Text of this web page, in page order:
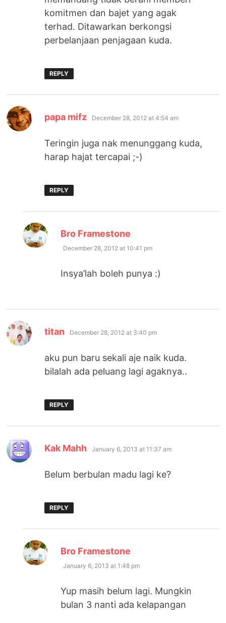
komitmen dan bajet yang agak
terhad. Ditawarkan berkongsi
perbelanjaan penjagaan kuda.
REPLY
papa mifz says:
December 28, 2012 at 4:54 am
Teringin juga nak menunggang kuda,
harap hajat tercapai ;-)
REPLY
Bro Framestone
December 28, 2012 at 10:41 pm
Insya’lah boleh punya :)
titan says:
December 28, 2012 at 3:40 pm
aku pun baru sekali aje naik kuda.
bilalah ada peluang lagi agaknya..
REPLY
Kak Mahh says:
January 6, 2013 at 11:37 am
Belum berbulan madu lagi ke?
REPLY
Bro Framestone
January 6, 2013 at 1:48 pm
Yup masih belum lagi. Mungkin
bulan 3 nanti ada kelapangan